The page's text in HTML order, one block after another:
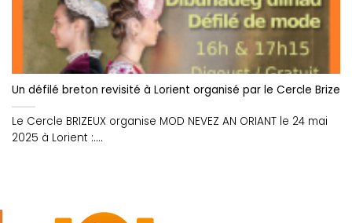
Un défilé breton revisité à Lorient organisé par le Cercle
Le Cercle BRIZEUX organise MOD NEVEZ AN ORIANT le 24 mai
2025 à Lorient :....